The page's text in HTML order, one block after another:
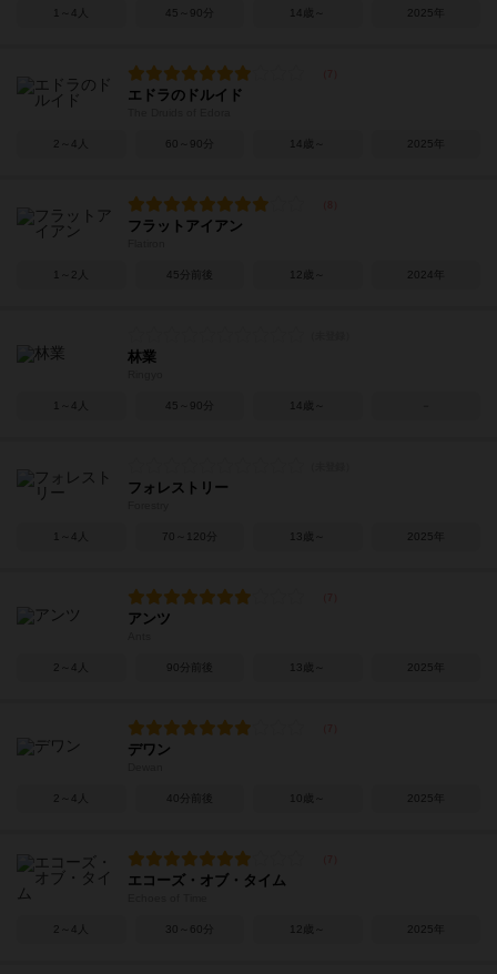
1～4人 45～90分 14歳～ 2025年
エドラのドルイド
2～4人 60～90分 14歳～ 2025年
フラットアイアン
1～2人 45分前後 12歳～ 2024年
林業
1～4人 45～90分 14歳～
フォレストリー
1～4人 70～120分 13歳～ 2025年
アンツ
2～4人 90分前後 13歳～ 2025年
デワン
2～4人 40分前後 10歳～ 2025年
エコーズ・オブ・タイム
2～4人 30～60分 12歳～ 2025年